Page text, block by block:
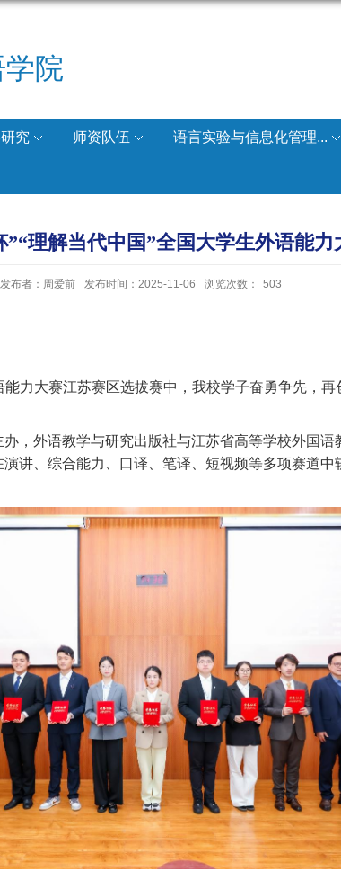
院
究 师资队伍 语言实验与信息化管理...
”“理解当代中国”全国大学生外语能
发布者：周爱前 发布时间：2025-11-06 浏览次数： 503
能力大赛江苏赛区选拔赛中，我校学子奋勇争先，再
，外语教学与研究出版社与江苏省高等学校外国语
讲、综合能力、口译、笔译、短视频等多项赛道中